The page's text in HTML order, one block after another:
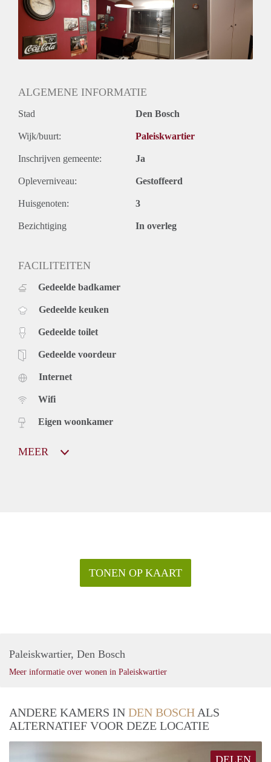
ALGEMENE INFORMATIE
Stad Den Bosch
Wijk/buurt: Paleiskwartier
Inschrijven gemeente: Ja
Opleverniveau: Gestoffeerd
Huisgenoten: 3
Bezichtiging In overleg
FACILITEITEN
Gedeelde badkamer
Gedeelde keuken
Gedeelde toilet
Gedeelde voordeur
Internet
Wifi
Eigen woonkamer
MEER
TONEN OP KAART
Paleiskwartier, Den Bosch
Meer informatie over wonen in Paleiskwartier
ANDERE KAMERS IN DEN BOSCH ALS
ALTERNATIEF VOOR DEZE LOCATIE
DELEN